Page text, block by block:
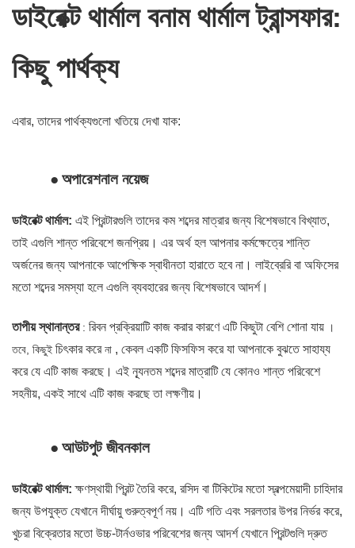
ডাইরেক্ট থার্মাল বনাম থার্মাল ট্রান্সফার:
কিছু পার্থক্য
এবার, তাদের পার্থক্যগুলো খতিয়ে দেখা যাক:
● অপারেশনাল নয়েজ
ডাইরেক্ট থার্মাল: এই প্রিন্টারগুলি তাদের কম শব্দের মাত্রার জন্য বিশেষভাবে বিখ্যাত,
তাই এগুলি শান্ত পরিবেশে জনপ্রিয়। এর অর্থ হল আপনার কর্মক্ষেত্রে শান্তি
অর্জনের জন্য আপনাকে আপেক্ষিক স্বাধীনতা হারাতে হবে না। লাইব্রেরি বা অফিসের
মতো শব্দের সমস্যা হলে এগুলি ব্যবহারের জন্য বিশেষভাবে আদর্শ।
তাপীয় স্থানান্তর: রিবন প্রক্রিয়াটি কাজ করার কারণে এটি কিছুটা বেশি শোনা যায় ।
তবে, কিছুই চিৎকার করেনা , কেবল একটি ফিসফিস করে যা আপনাকে বুঝতে সাহায্য
করে যে এটি কাজ করছে। এই ন্যূনতম শব্দের মাত্রাটি যে কোনও শান্ত পরিবেশে
সহনীয়, একই সাথে এটি কাজ করছে তা লক্ষণীয়।
● আউটপুট জীবনকাল
ডাইরেক্ট থার্মাল: ক্ষণস্থায়ী প্রিন্ট তৈরি করে, রসিদ বা টিকিটের মতো স্বল্পমেয়াদী চাহিদার
জন্য উপযুক্ত যেখানে দীর্ঘায়ু গুরুত্বপূর্ণ নয়। এটি গতি এবং সরলতার উপর নির্ভর করে,
খুচরা বিক্রেতার মতো উচ্চ-টার্নওভার পরিবেশের জন্য আদর্শ যেখানে প্রিন্টগুলি দ্রুত